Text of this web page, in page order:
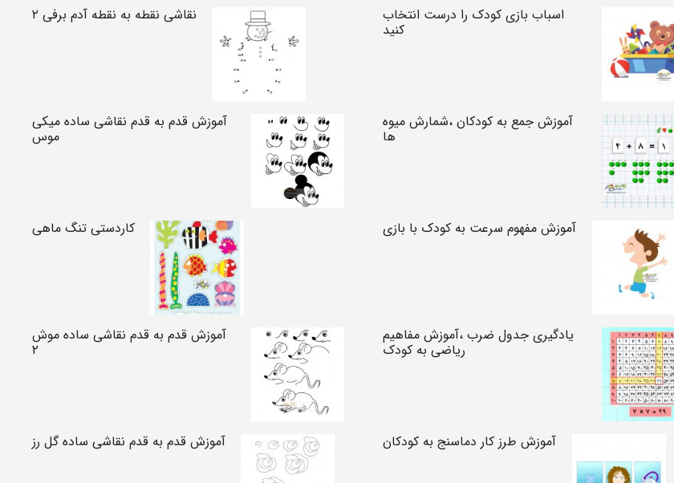
اسباب بازی کودک را درست انتخاب
کنید
آموزش جمع به کودکان ،شمارش میوه
ها
آموزش مفهوم سرعت به کودک با بازی
یادگیری جدول ضرب ،آموزش مفاهیم
ریاضی به کودک
آموزش طرز کار دماسنج به کودکان
نقاشی نقطه به نقطه آدم برفی ۲
آموزش قدم به قدم نقاشی ساده میکی
موس
کاردستی تنگ ماهی
آموزش قدم به قدم نقاشی ساده موش
۲
آموزش قدم به قدم نقاشی ساده گل رز